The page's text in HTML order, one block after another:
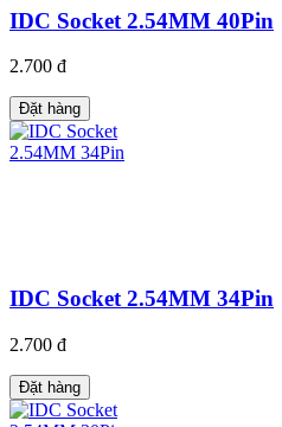
IDC Socket 2.54MM 40Pin
2.700 đ
Đặt hàng
IDC Socket 2.54MM 34Pin
2.700 đ
Đặt hàng